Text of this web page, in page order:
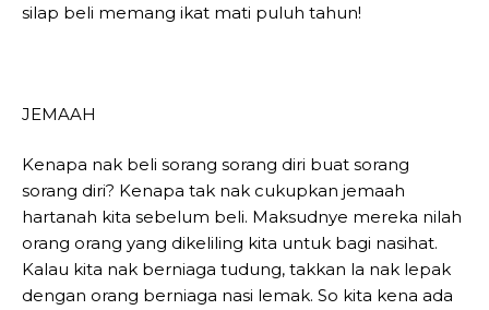
silap beli memang ikat mati puluh tahun!
JEMAAH
Kenapa nak beli sorang sorang diri buat sorang
sorang diri? Kenapa tak nak cukupkan jemaah
hartanah kita sebelum beli. Maksudnye mereka nilah
orang orang yang dikeliling kita untuk bagi nasihat.
Kalau kita nak berniaga tudung, takkan la nak lepak
dengan orang berniaga nasi lemak. So kita kena ada